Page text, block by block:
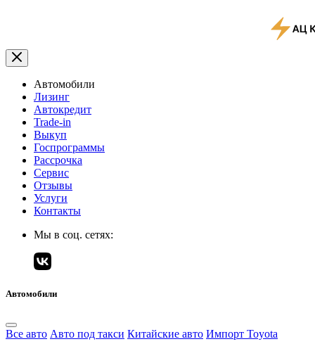
Автомобили
Лизинг
Автокредит
Trade-in
Выкуп
Госпрограммы
Рассрочка
Сервис
Отзывы
Услуги
Контакты
Мы в соц. сетях:
Автомобили
Все авто Авто под такси Китайские авто Импорт Toyota